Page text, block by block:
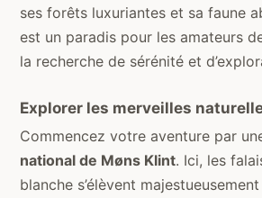
ses forêts luxuriantes et sa faune
est un paradis pour les amateurs
la recherche de sérénité et
Explorer les merveilles
Commencez votre aventure par
national de Møns Klint. Ici, les
blanche s’élèvent